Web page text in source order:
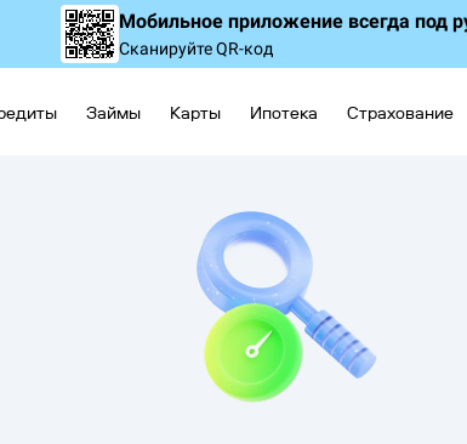
Мобильное приложение всегда под
Сканируйте QR-код
Займы Карты Ипотека Страхование